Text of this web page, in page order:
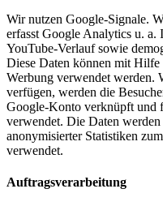
Wir nutzen Google-Signale.
erfasst Google Analytics u. a.
YouTube-Verlauf sowie
Diese Daten können mit
Werbung verwendet werden.
verfügen, werden die
Google-Konto verknüpft und
verwendet. Die Daten
anonymisierter Statistiken
verwendet.
Auftragsverarbeitung